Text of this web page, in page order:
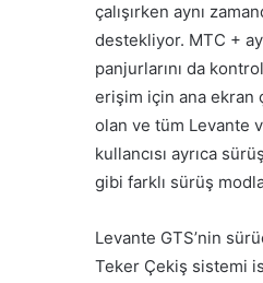
çalışırken aynı
destekliyor. MTC +
panjurlarını da
erişim için ana ekran
olan ve tüm Levante
kullancısı ayrıca
gibi farklı sürüş
Levante GTS’nin
Teker Çekiş sistemi